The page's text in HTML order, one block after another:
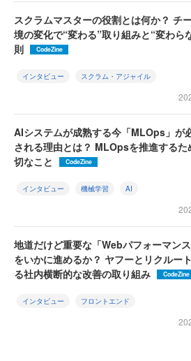
スクラムマスターの役割とは何か？ チ
境の変化で“変わる”取り組みと“変わら
則
CodeZine
インタビュー スクラム・アジャイル
AIシステムが成熟する今「MLOps」が
される理由とは？ MLOpsを推進するた
切なこと
CodeZine
インタビュー 機械学習 AI
地道だけど重要な「Webパフォーマンス
をいかに進めるか？ ヤフーとリクルー
る社内横断的な改善の取り組み
CodeZine
インタビュー フロントエンド